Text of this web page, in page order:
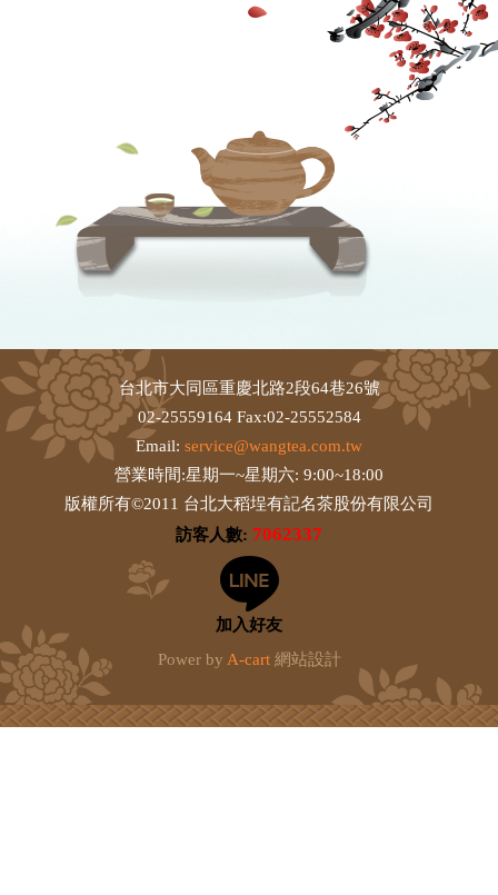
台北市大同區重慶北路2段64巷26號
02-25559164 Fax:02-25552584
Email: service@wangtea.com.tw
營業時間:星期一~星期六: 9:00~18:00
版權所有©2011 台北大稻埕有記名茶股份有限公司
訪客人數: 7062337
加入好友
Power by A-cart網站設計